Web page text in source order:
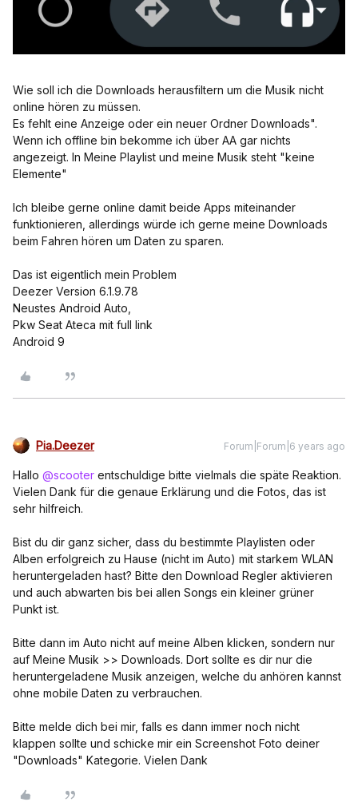
Wie soll ich die Downloads herausfiltern um die Musik nicht
online hören zu müssen.
Es fehlt eine Anzeige oder ein neuer Ordner Downloads".
Wenn ich offline bin bekomme ich über AA gar nichts
angezeigt. In Meine Playlist und meine Musik steht "keine
Elemente"
Ich bleibe gerne online damit beide Apps miteinander
funktionieren, allerdings würde ich gerne meine Downloads
beim Fahren hören um Daten zu sparen.
Das ist eigentlich mein Problem
Deezer Version 6.1.9.78
Neustes Android Auto,
Pkw Seat Ateca mit full link
Android 9
Pia.Deezer Forum|Forum|6 years ago
Hallo @scooter entschuldige bitte vielmals die späte Reaktion.
Vielen Dank für die genaue Erklärung und die Fotos, das ist
sehr hilfreich.
Bist du dir ganz sicher, dass du bestimmte Playlisten oder
Alben erfolgreich zu Hause (nicht im Auto) mit starkem WLAN
heruntergeladen hast? Bitte den Download Regler aktivieren
und auch abwarten bis bei allen Songs ein kleiner grüner
Punkt ist.
Bitte dann im Auto nicht auf meine Alben klicken, sondern nur
auf Meine Musik >> Downloads. Dort sollte es dir nur die
heruntergeladene Musik anzeigen, welche du anhören kannst
ohne mobile Daten zu verbrauchen.
Bitte melde dich bei mir, falls es dann immer noch nicht
klappen sollte und schicke mir ein Screenshot Foto deiner
"Downloads" Kategorie. Vielen Dank